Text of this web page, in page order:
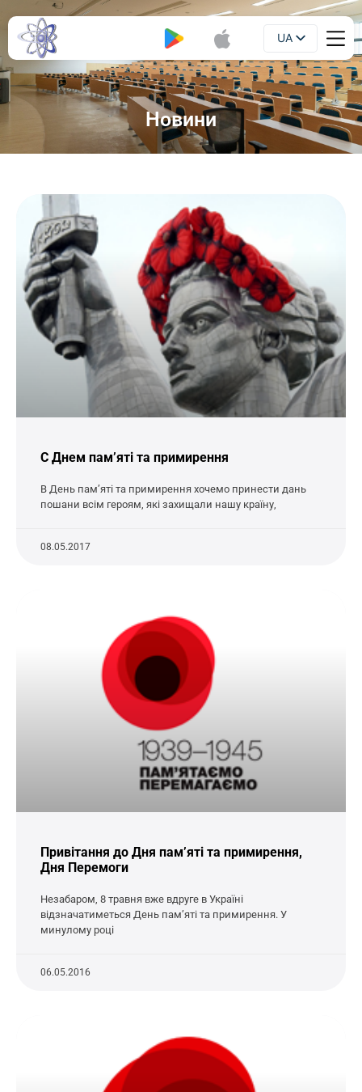
UA
EN
Новини
С Днем пам’яті та примирення
В День пам’яті та примирення хочемо принести дань
пошани всім героям, які захищали нашу країну,
08.05.2017
Привітання до Дня пам’яті та примирення,
Дня Перемоги
Незабаром, 8 травня вже вдруге в Україні
відзначатиметься День пам’яті та примирення. У
минулому році
06.05.2016